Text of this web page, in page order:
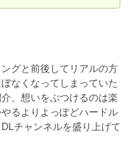
グと前後してリアルの方
なくなってしまっていた
、想いをぶつけるのは楽
るよりよっぽどハードル
チャンネルを盛り上げて